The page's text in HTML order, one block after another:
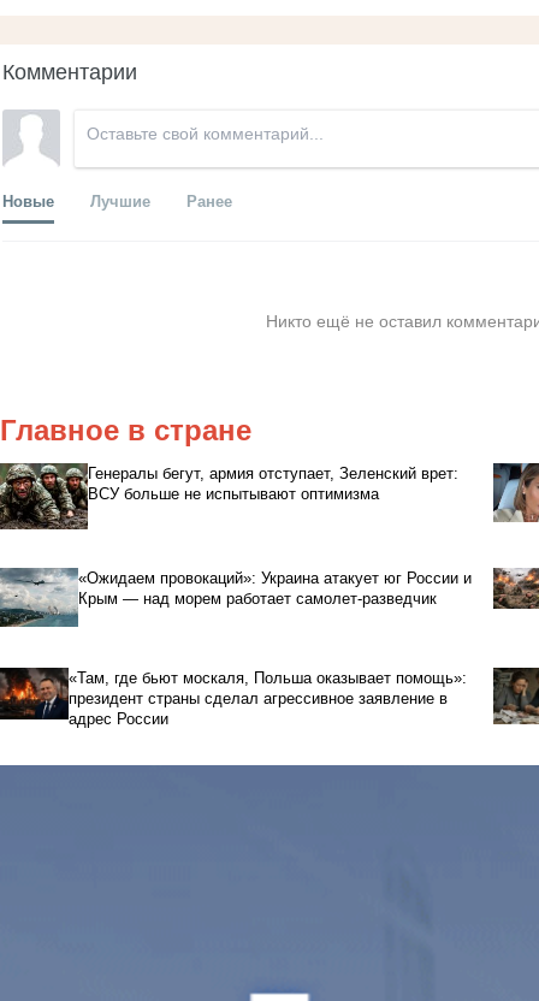
Комментарии
Новые Лучшие Ранее
Никто ещё не оставил
Главное в стране
Генералы бегут, армия отступает, Зеленский врет:
ВСУ больше не испытывают оптимизма
«Ожидаем провокаций»: Украина атакует юг России и
Крым — над морем работает самолет-разведчик
«Там, где бьют москаля, Польша оказывает помощь»:
президент страны сделал агрессивное заявление в
адрес России